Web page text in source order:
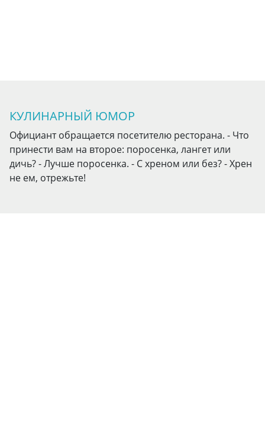
КУЛИНАРНЫЙ ЮМОР
Официант обращается посетителю ресторана. - Что
принести вам на второе: поросенка, лангет или
дичь? - Лучше поросенка. - С хреном или без? - Хрен
не ем, отрежьте!